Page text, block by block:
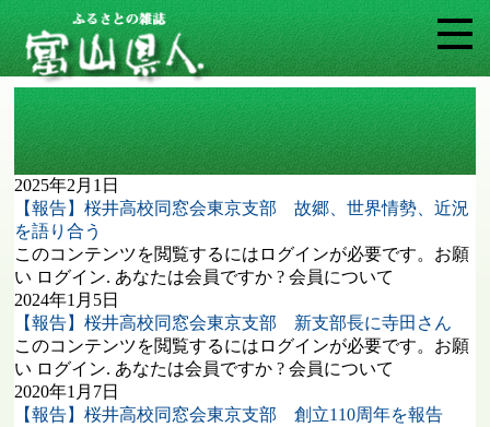
タグ: 桜井高校同窓会東京支部
2025年2月1日
【報告】桜井高校同窓会東京支部 故郷、世界情勢、近況
を語り合う
このコンテンツを閲覧するにはログインが必要です。お願
い ログイン. あなたは会員ですか ? 会員について
2024年1月5日
【報告】桜井高校同窓会東京支部 新支部長に寺田さん
このコンテンツを閲覧するにはログインが必要です。お願
い ログイン. あなたは会員ですか ? 会員について
2020年1月7日
【報告】桜井高校同窓会東京支部 創立110周年を報告